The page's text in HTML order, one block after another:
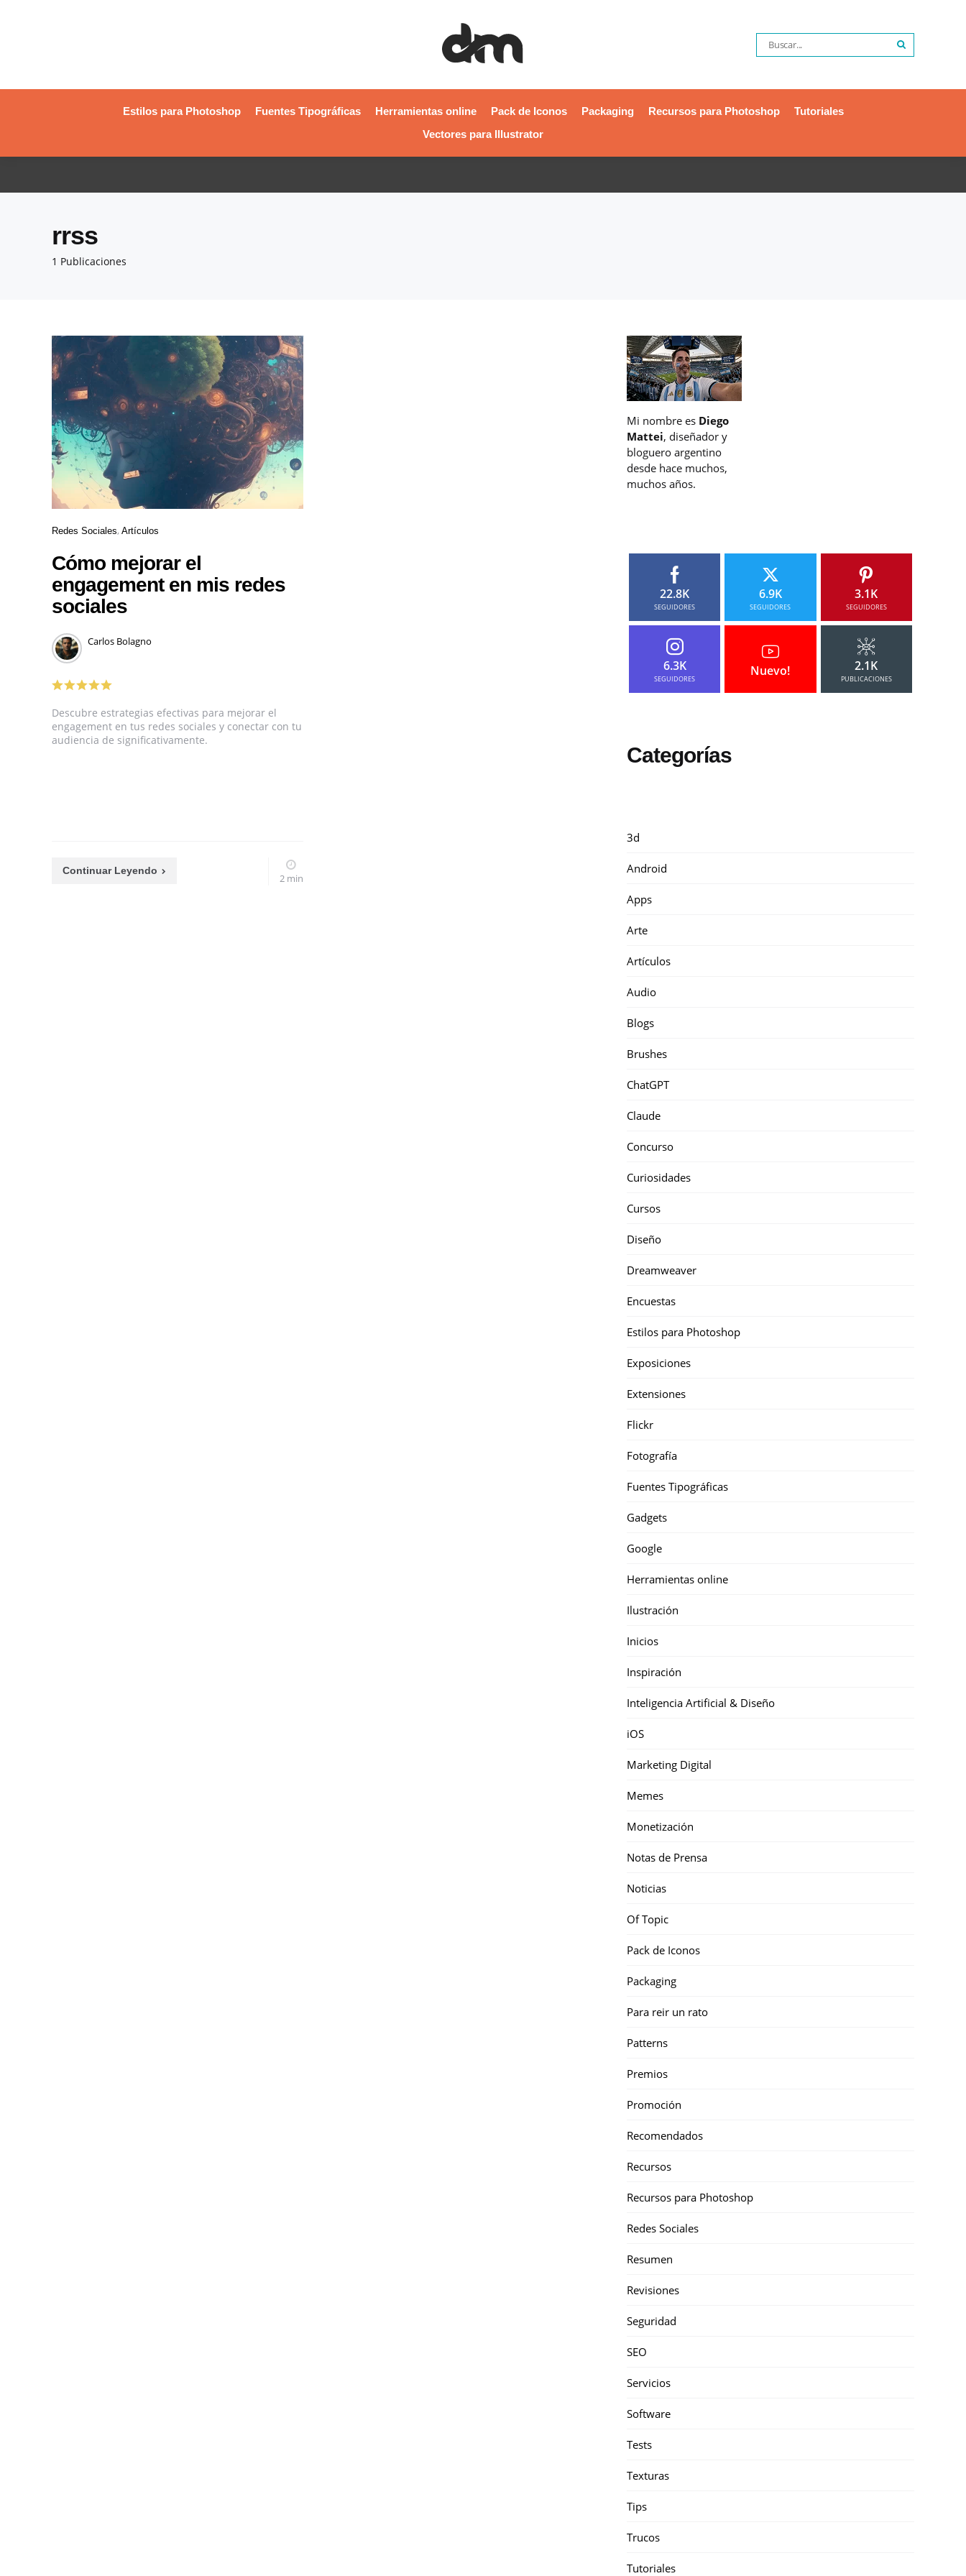
Estilos para Photoshop Fuentes Tipográficas Herramientas online Pack de Iconos Packaging Recursos para Photoshop
Tutoriales
Vectores para Illustrator
1 Publicaciones
rrss
Redes Sociales Artículos
Cómo mejorar el
engagement en mis redes
sociales
Carlos Bolagno
Descubre estrategias efectivas para mejorar el
engagement en tus redes sociales y conectar con tu
audiencia de significativamente.
Continuar Leyendo
2 min
Mi nombre es Diego
Mattei, diseñador y
bloguero argentino
desde hace muchos,
muchos años.
22.8K
SEGUIDORES
6.9K
SEGUIDORES
3.1K
SEGUIDORES
6.3K
SEGUIDORES
Nuevo! 2.1K
PUBLICACIONES
Categorías
3d
Android
Apps
Arte
Artículos
Audio
Blogs
Brushes
ChatGPT
Claude
Concurso
Curiosidades
Cursos
Diseño
Dreamweaver
Encuestas
Estilos para Photoshop
Exposiciones
Extensiones
Flickr
Fotografía
Fuentes Tipográficas
Gadgets
Google
Herramientas online
Ilustración
Inicios
Inspiración
Inteligencia Artificial & Diseño
iOS
Marketing Digital
Memes
Monetización
Notas de Prensa
Noticias
Of Topic
Pack de Iconos
Packaging
Para reir un rato
Patterns
Premios
Promoción
Recomendados
Recursos
Recursos para Photoshop
Redes Sociales
Resumen
Revisiones
Seguridad
SEO
Servicios
Software
Tests
Texturas
Tips
Trucos
Tutoriales